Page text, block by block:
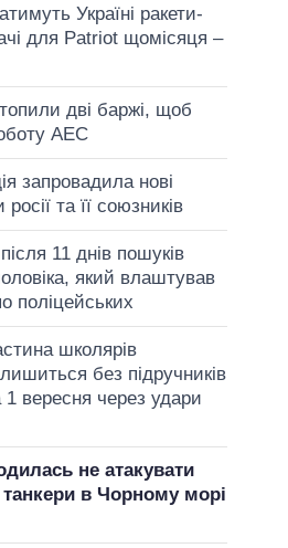
Україні ракети-
для Patriot щомісяця –
дві баржі, щоб
АЕС
запровадила нові
росії та її союзників
11 днів пошуків
який влаштував
поліцейських
школярів
без підручників
1 вересня через удари
не атакувати
танкери в Чорному морі